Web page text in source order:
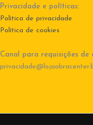
Privacidade e políticas:
Política de privacidade
Política de cookies
Canal para requisições